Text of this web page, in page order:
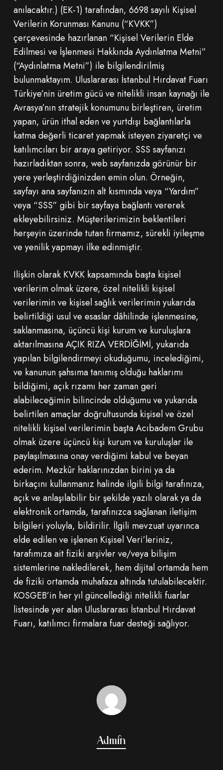
anılacaktır.) (EK-1) tarafından, 6698 sayılı Kişisel
Verilerin Korunması Kanunu (“KVKK”)
çerçevesinde hazırlanan “Kişisel Verilerin Elde
Edilmesi ve İşlenmesi Hakkında Aydınlatma Metni”
(“Aydınlatma Metni”) ile bilgilendirilmiş
bulunmaktayım. Uluslararası İstanbul Hırdavat Fuarı
Türkiye’nin üretim gücü ve nitelikli insan kaynağı ile
Avrasya’nın stratejik konumunu birleştiren, üretim
yapan, ürün ithal eden ve yurtdışı bağlantılarla
katma değerli ticaret yapmak isteyen ziyaretçi ve
katılımcıları bir araya getiriyor. SSS sayfanızı
hazırladıktan sonra, web sayfanızda görünür bir
yere yerleştirdiğinizden emin olun. Örneğin,
sayfayı ana sayfanızın alt kısmında veya “Yardım”
veya “SSS” gibi bir sayfaya bağlantı vererek
ekleyebilirsiniz. Müşterilerimizin beklentileri
herşeyin üzerinde tutan firmamız, sürekli iyileşme
ve yenilik yapmayı ilke edinmiştir.
Ilişkin olarak KVKK kapsamında başta kişisel
verilerim olmak üzere, özel nitelikli kişisel
verilerimin ve kişisel sağlık verilerimin yukarıda
belirtildiği usul ve esaslar dâhilinde işlenmesine,
saklanmasına, üçüncü kişi kurum ve kuruluşlara
aktarılmasına AÇIK RIZA VERDİĞİMİ, yukarıda
yapılan bilgilendirmeyi okuduğumu, incelediğimi,
ve kanunun şahsıma tanımış olduğu haklarımı
bildiğimi, açık rızamı her zaman geri
alabileceğimin bilincinde olduğumu ve yukarıda
belirtilen amaçlar doğrultusunda kişisel ve özel
nitelikli kişisel verilerimin başta Acıbadem Grubu
olmak üzere üçüncü kişi kurum ve kuruluşlar ile
paylaşılmasına onay verdiğimi kabul ve beyan
ederim. Mezkûr haklarınızdan birini ya da
birkaçını kullanmanız halinde ilgili bilgi tarafınıza,
açık ve anlaşılabilir bir şekilde yazılı olarak ya da
elektronik ortamda, tarafınızca sağlanan iletişim
bilgileri yoluyla, bildirilir. İlgili mevzuat uyarınca
elde edilen ve işlenen Kişisel Veri’leriniz,
tarafımıza ait fiziki arşivler ve/veya bilişim
sistemlerine nakledilerek, hem dijital ortamda hem
de fiziki ortamda muhafaza altında tutulabilecektir.
KOSGEB’in her yıl güncellediği nitelikli fuarlar
listesinde yer alan Uluslararası İstanbul Hırdavat
Fuarı, katılımcı firmalara fuar desteği sağlıyor.
Admin